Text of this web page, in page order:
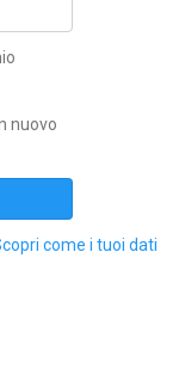
nuovo
come i tuoi dati